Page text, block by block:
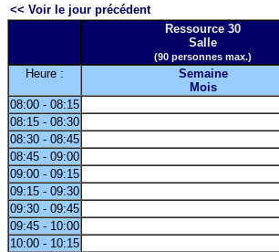
<< Voir le jour précédent
Ressource 30
Salle
(90 personnes max.)
Heure :
Semaine
Mois
08:00 - 08:15
08:15 - 08:30
08:30 - 08:45
08:45 - 09:00
09:00 - 09:15
09:15 - 09:30
09:30 - 09:45
09:45 - 10:00
10:00 - 10:15